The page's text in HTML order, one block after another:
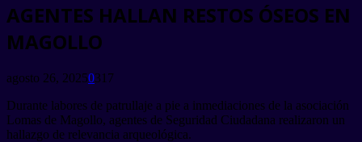
AGENTES HALLAN RESTOS ÓSEOS EN
MAGOLLO
agosto 26, 20250317
Durante labores de patrullaje a pie a inmediaciones de la asociación
Lomas de Magollo, agentes de Seguridad Ciudadana realizaron un
hallazgo de relevancia arqueológica.